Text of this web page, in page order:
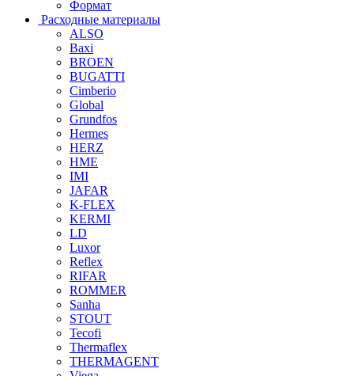
Формат
Расходные материалы
ALSO
Baxi
BROEN
BUGATTI
Cimberio
Global
Grundfos
Hermes
HERZ
HME
IMI
JAFAR
K-FLEX
KERMI
LD
Luxor
Reflex
RIFAR
ROMMER
Sanha
STOUT
Tecofi
Thermaflex
THERMAGENT